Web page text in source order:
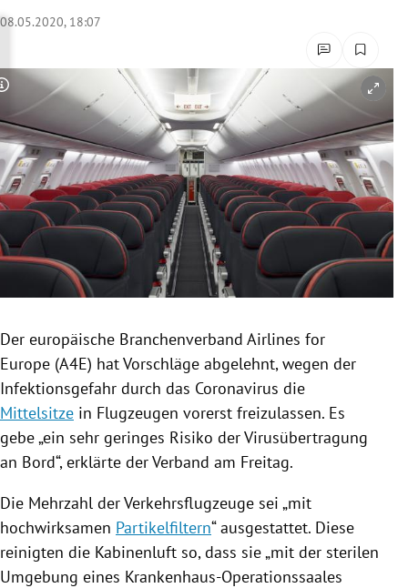
Untermenü
Untermenü
Untermenü
Untermenü
Untermenü
Untermenü
Untermenü
08.05.2020, 18:07
Copyright-Hinweis öffnen/schließen
Der europäische Branchenverband Airlines for
Europe (A4E) hat Vorschläge abgelehnt, wegen der
Infektionsgefahr durch das Coronavirus die
Mittelsitze in Flugzeugen vorerst freizulassen. Es
gebe „ein sehr geringes Risiko der Virusübertragung
an Bord“, erklärte der Verband am Freitag.
Die Mehrzahl der Verkehrsflugzeuge sei „mit
hochwirksamen Partikelfiltern“ ausgestattet. Diese
reinigten die Kabinenluft so, dass sie „mit der sterilen
Umgebung eines Krankenhaus-Operationssaales